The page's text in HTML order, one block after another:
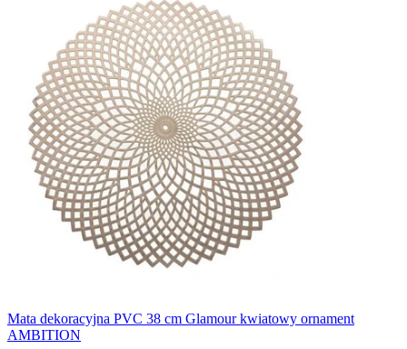
Mata dekoracyjna PVC 38 cm Glamour kwiatowy ornament
AMBITION